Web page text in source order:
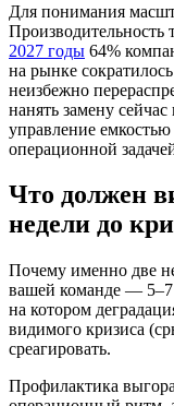
Для понимания
Производительность
2027 годы 64%
на рынке
неизбежно
нанять замену
управление
операционной
Что должен
недели до
Почему именно две
вашей команде — 5–7
на котором
видимого кризиса
среагировать.
Профилактика